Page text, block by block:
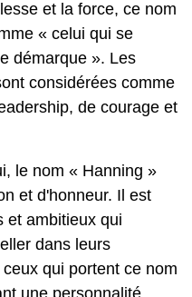
et la force, ce nom
« celui qui se
démarque ». Les
considérées comme
de courage et
le nom « Hanning »
et d'honneur. Il est
et ambitieux qui
dans leurs
qui portent ce nom
une personnalité